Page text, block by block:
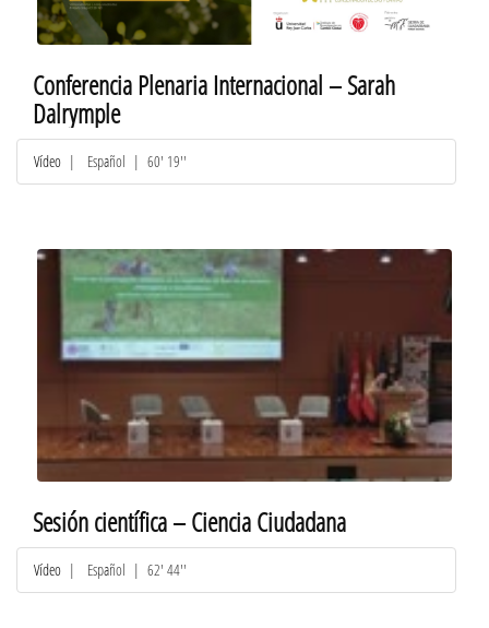
Conferencia Plenaria Internacional – Sarah
Dalrymple
Vídeo | Español | 60' 19''
Sesión científica – Ciencia Ciudadana
Vídeo | Español | 62' 44''